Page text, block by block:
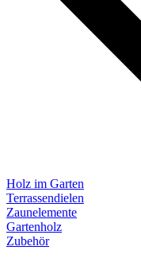
Holz im Garten
Terrassendielen
Zaunelemente
Gartenholz
Zubehör